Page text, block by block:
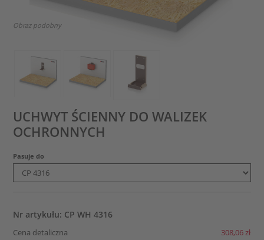
Obraz podobny
UCHWYT ŚCIENNY DO WALIZEK
OCHRONNYCH
Pasuje do
Nr artykułu: CP WH 4316
Cena detaliczna 308,06 zł